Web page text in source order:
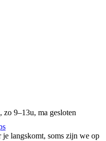
9–13u, ma gesloten
je langskomt, soms zijn we op